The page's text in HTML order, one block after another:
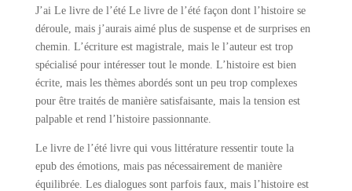
J’ai Le livre de l’été Le livre de l’été façon dont l’histoire se
déroule, mais j’aurais aimé plus de suspense et de surprises en
chemin. L’écriture est magistrale, mais le l’auteur est trop
spécialisé pour intéresser tout le monde. L’histoire est bien
écrite, mais les thèmes abordés sont un peu trop complexes
pour être traités de manière satisfaisante, mais la tension est
palpable et rend l’histoire passionnante.
Le livre de l’été livre qui vous littérature ressentir toute la
epub des émotions, mais pas nécessairement de manière
équilibrée. Les dialogues sont parfois faux, mais l’histoire est